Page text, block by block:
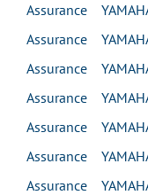
Assurance
Assurance
Assurance
Assurance
Assurance
Assurance
Assurance